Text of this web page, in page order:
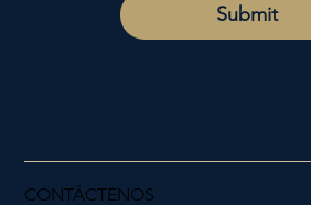
CONTÁCTENOS
Submit